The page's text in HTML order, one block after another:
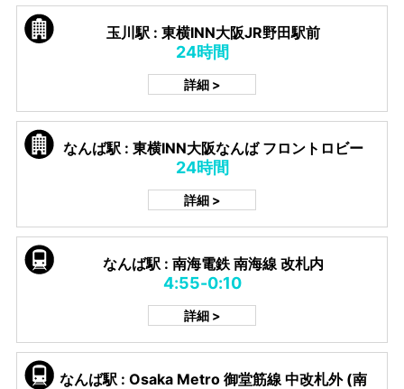
玉川駅 : 東横INN大阪JR野田駅前
24時間
詳細 >
なんば駅 : 東横INN大阪なんば フロントロビー
24時間
詳細 >
なんば駅 : 南海電鉄 南海線 改札内
4:55-0:10
詳細 >
なんば駅 : Osaka Metro 御堂筋線 中改札外 (南